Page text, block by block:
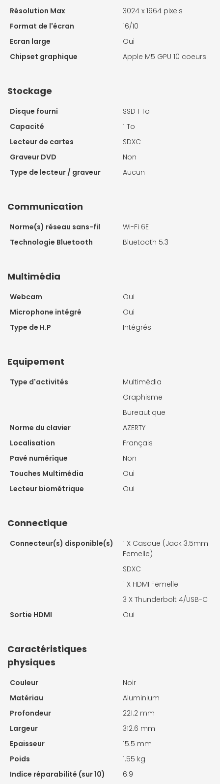
Résolution Max
3024 x 1964 pixels
Format de l'écran
16/10
Ecran large
Oui
Chipset graphique
Apple M5 GPU 10 coeurs
Stockage
Disque fourni
SSD 1 To
Capacité
1 To
Lecteur de cartes
SDXC
Graveur DVD
Non
Type de lecteur / graveur
Aucun
Communication
Norme(s) réseau sans-fil
Wi-Fi 6E
Technologie Bluetooth
Bluetooth 5.3
Multimédia
Webcam
Oui
Microphone intégré
Oui
Type de H.P
Intégrés
Equipement
Type d'activités
Multimédia
Graphisme
Bureautique
Norme du clavier
AZERTY
Localisation
Français
Pavé numérique
Non
Touches Multimédia
Oui
Lecteur biométrique
Oui
Connectique
Connecteur(s) disponible(s) 1 X Casque (Jack 3.5mm
Femelle)
SDXC
1 X HDMI Femelle
3 X Thunderbolt 4/USB-C
Sortie HDMI
Oui
Caractéristiques
physiques
Couleur
Noir
Matériau
Aluminium
Profondeur
221.2 mm
Largeur
312.6 mm
Epaisseur
15.5 mm
Poids
1.55 kg
Indice réparabilité (sur 10)
6.9